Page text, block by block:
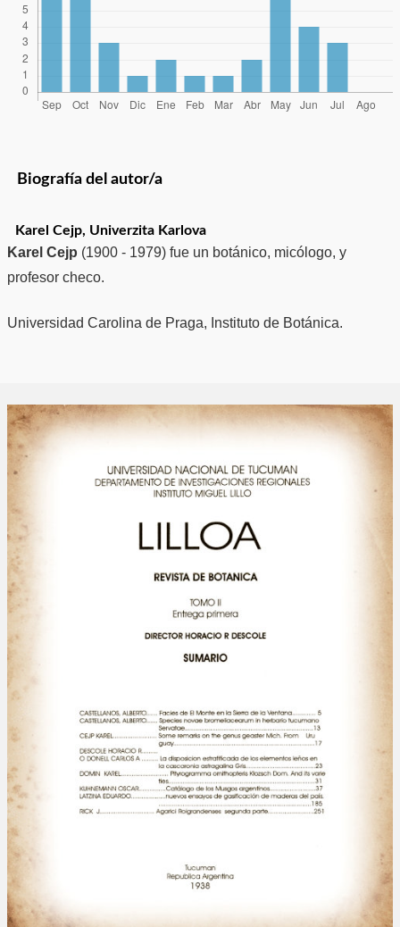
Biografía del autor/a
Karel Cejp, Univerzita Karlova
Karel Cejp (1900 - 1979) fue un botánico, micólogo, y
profesor checo.
Universidad Carolina de Praga, Instituto de Botánica.